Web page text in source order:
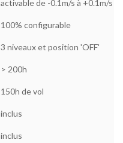
activable de -0.1m/s à +0.1m/s
100% configurable
3 niveaux et position 'OFF'
> 200h
150h de vol
inclus
inclus